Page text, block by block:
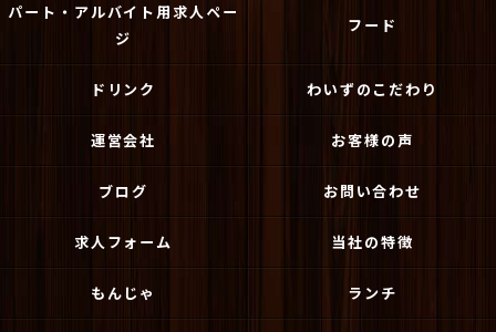
パート・アルバイト用求人ペー
ジ
フード
ドリンク わいずのこだわり
運営会社 お客様の声
ブログ お問い合わせ
求人フォーム 当社の特徴
もんじゃ ランチ